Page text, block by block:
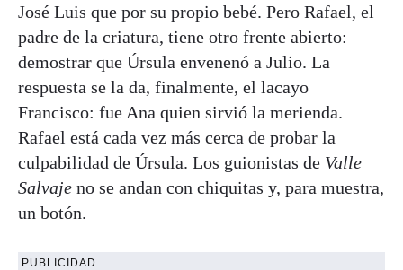
José Luis que por su propio bebé. Pero Rafael, el
padre de la criatura, tiene otro frente abierto:
demostrar que Úrsula envenenó a Julio. La
respuesta se la da, finalmente, el lacayo
Francisco: fue Ana quien sirvió la merienda.
Rafael está cada vez más cerca de probar la
culpabilidad de Úrsula. Los guionistas de Valle
Salvaje no se andan con chiquitas y, para muestra,
un botón.
PUBLICIDAD